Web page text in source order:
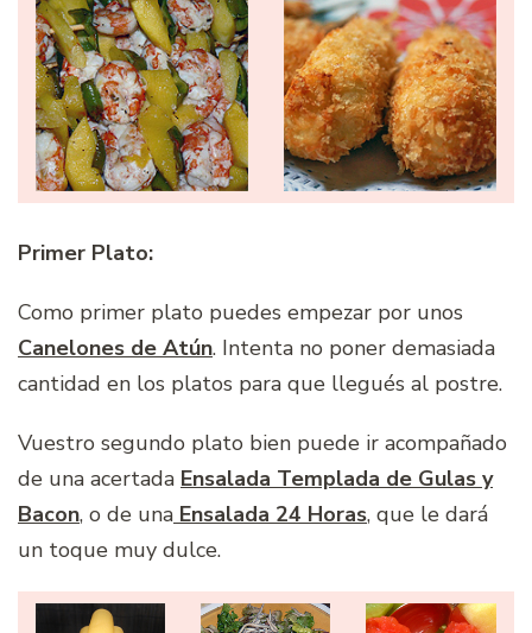
Primer Plato:
Como primer plato puedes empezar por unos
Canelones de Atún. Intenta no poner demasiada
cantidad en los platos para que llegués al postre.
Vuestro segundo plato bien puede ir acompañado
de una acertada Ensalada Templada de Gulas y
Bacon, o de una Ensalada 24 Horas, que le dará
un toque muy dulce.